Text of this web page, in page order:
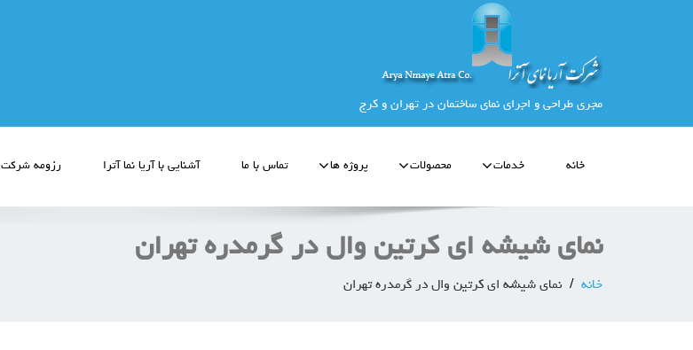
مجری طراحی و اجرای نمای ساختمان در تهران و کرج
خانه خدمات محصولات پروژه ها تماس با ما آشنایی با آریا نما آترا رزومه شرکت
نمای شيشه ای كرتين وال در گرمدره تهران
خانه نمای شيشه ای كرتين وال در گرمدره تهران